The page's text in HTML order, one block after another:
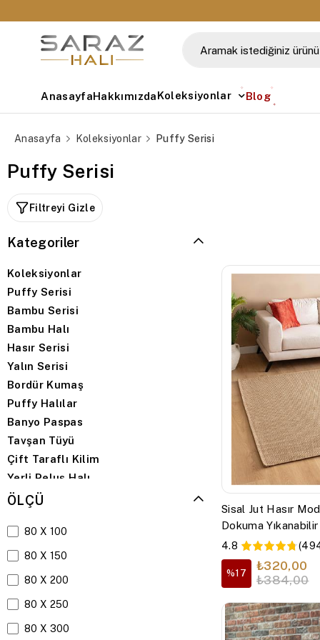
AnasayfaHakkımızdaKoleksiyonlar Blog
Anasayfa Koleksiyonlar Puffy Serisi
Puffy Serisi
Filtreyi Gizle
Kategoriler
Koleksiyonlar
Puffy Serisi
Bambu Serisi
Bambu Halı
Hasır Serisi
Yalın Serisi
Bordür Kumaş
Puffy Halılar
Banyo Paspas
Tavşan Tüyü
Çift Taraflı Kilim
Yerli Peluş Halı
Banyo PAspas
Kilim Modelleri
Shaggy Halı
Emboss Kabartma Serisi
Dokuma Halı
Sisal Halı
ÖLÇÜ
80 X 100
80 X 150
80 X 200
80 X 250
80 X 300
Sisal Jut Hasır
Dokuma
Halı Kahve
4.8
%17
₺320,00
₺384,00